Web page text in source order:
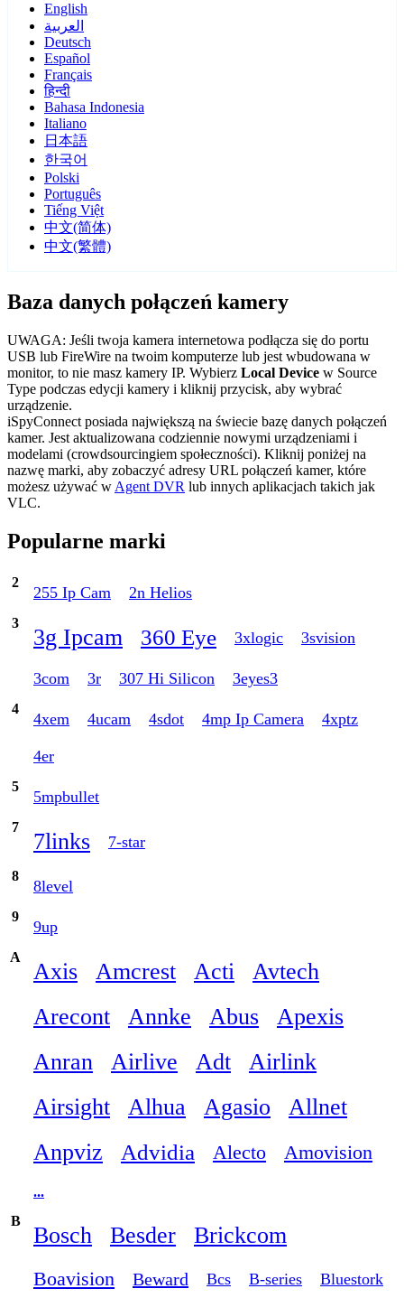
English
العربية
Deutsch
Español
Français
हिन्दी
Bahasa Indonesia
Italiano
日本語
한국어
Polski
Português
Tiếng Việt
中文(简体)
中文(繁體)
Baza danych połączeń kamery
UWAGA: Jeśli twoja kamera internetowa podłącza się do portu
USB lub FireWire na twoim komputerze lub jest wbudowana w
monitor, to nie masz kamery IP. Wybierz Local Device w Source
Type podczas edycji kamery i kliknij przycisk, aby wybrać
urządzenie.
iSpyConnect posiada największą na świecie bazę danych połączeń
kamer. Jest aktualizowana codziennie nowymi urządzeniami i
modelami (crowdsourcingiem społeczności). Kliknij poniżej na
nazwę marki, aby zobaczyć adresy URL połączeń kamer, które
możesz używać w Agent DVR lub innych aplikacjach takich jak
VLC.
Popularne marki
2
255 Ip Cam 2n Helios
3
3g Ipcam 360 Eye 3xlogic 3svision
3com 3r 307 Hi Silicon 3eyes3
4
4xem 4ucam 4sdot 4mp Ip Camera 4xptz
4er
5
5mpbullet
7
7links 7-star
8
8level
9
9up
A
Axis Amcrest Acti
Avtech
Arecont
Annke Abus
Apexis
Anran
Airlive Adt
Airlink
Airsight
Alhua Agasio
Allnet
Anpviz
Advidia Alecto Amovision
...
B
Bosch Besder Brickcom
Boavision Beward Bcs B-series Bluestork